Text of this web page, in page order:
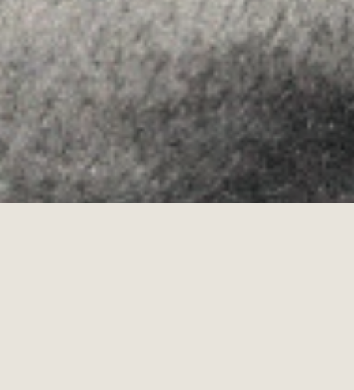
Allyon — Barcelona, Spain
Copyrights © 2026 AVISO LEGAL ·
POLÍTICA DE COOKIES· POLÍTICA DE PRIVACIDAD
·